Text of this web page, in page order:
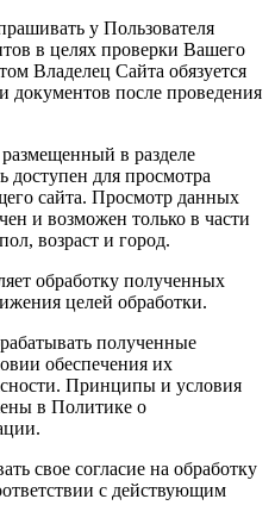
у Пользователя
в целях проверки Вашего
Владелец Сайта обязуется
после проведения
в разделе
для просмотра
сайта. Просмотр данных
и возможен только в части
возраст и город.
обработку полученных
целей обработки.
полученные
обеспечения их
Принципы и условия
в Политике о
свое согласие на обработку
с действующим